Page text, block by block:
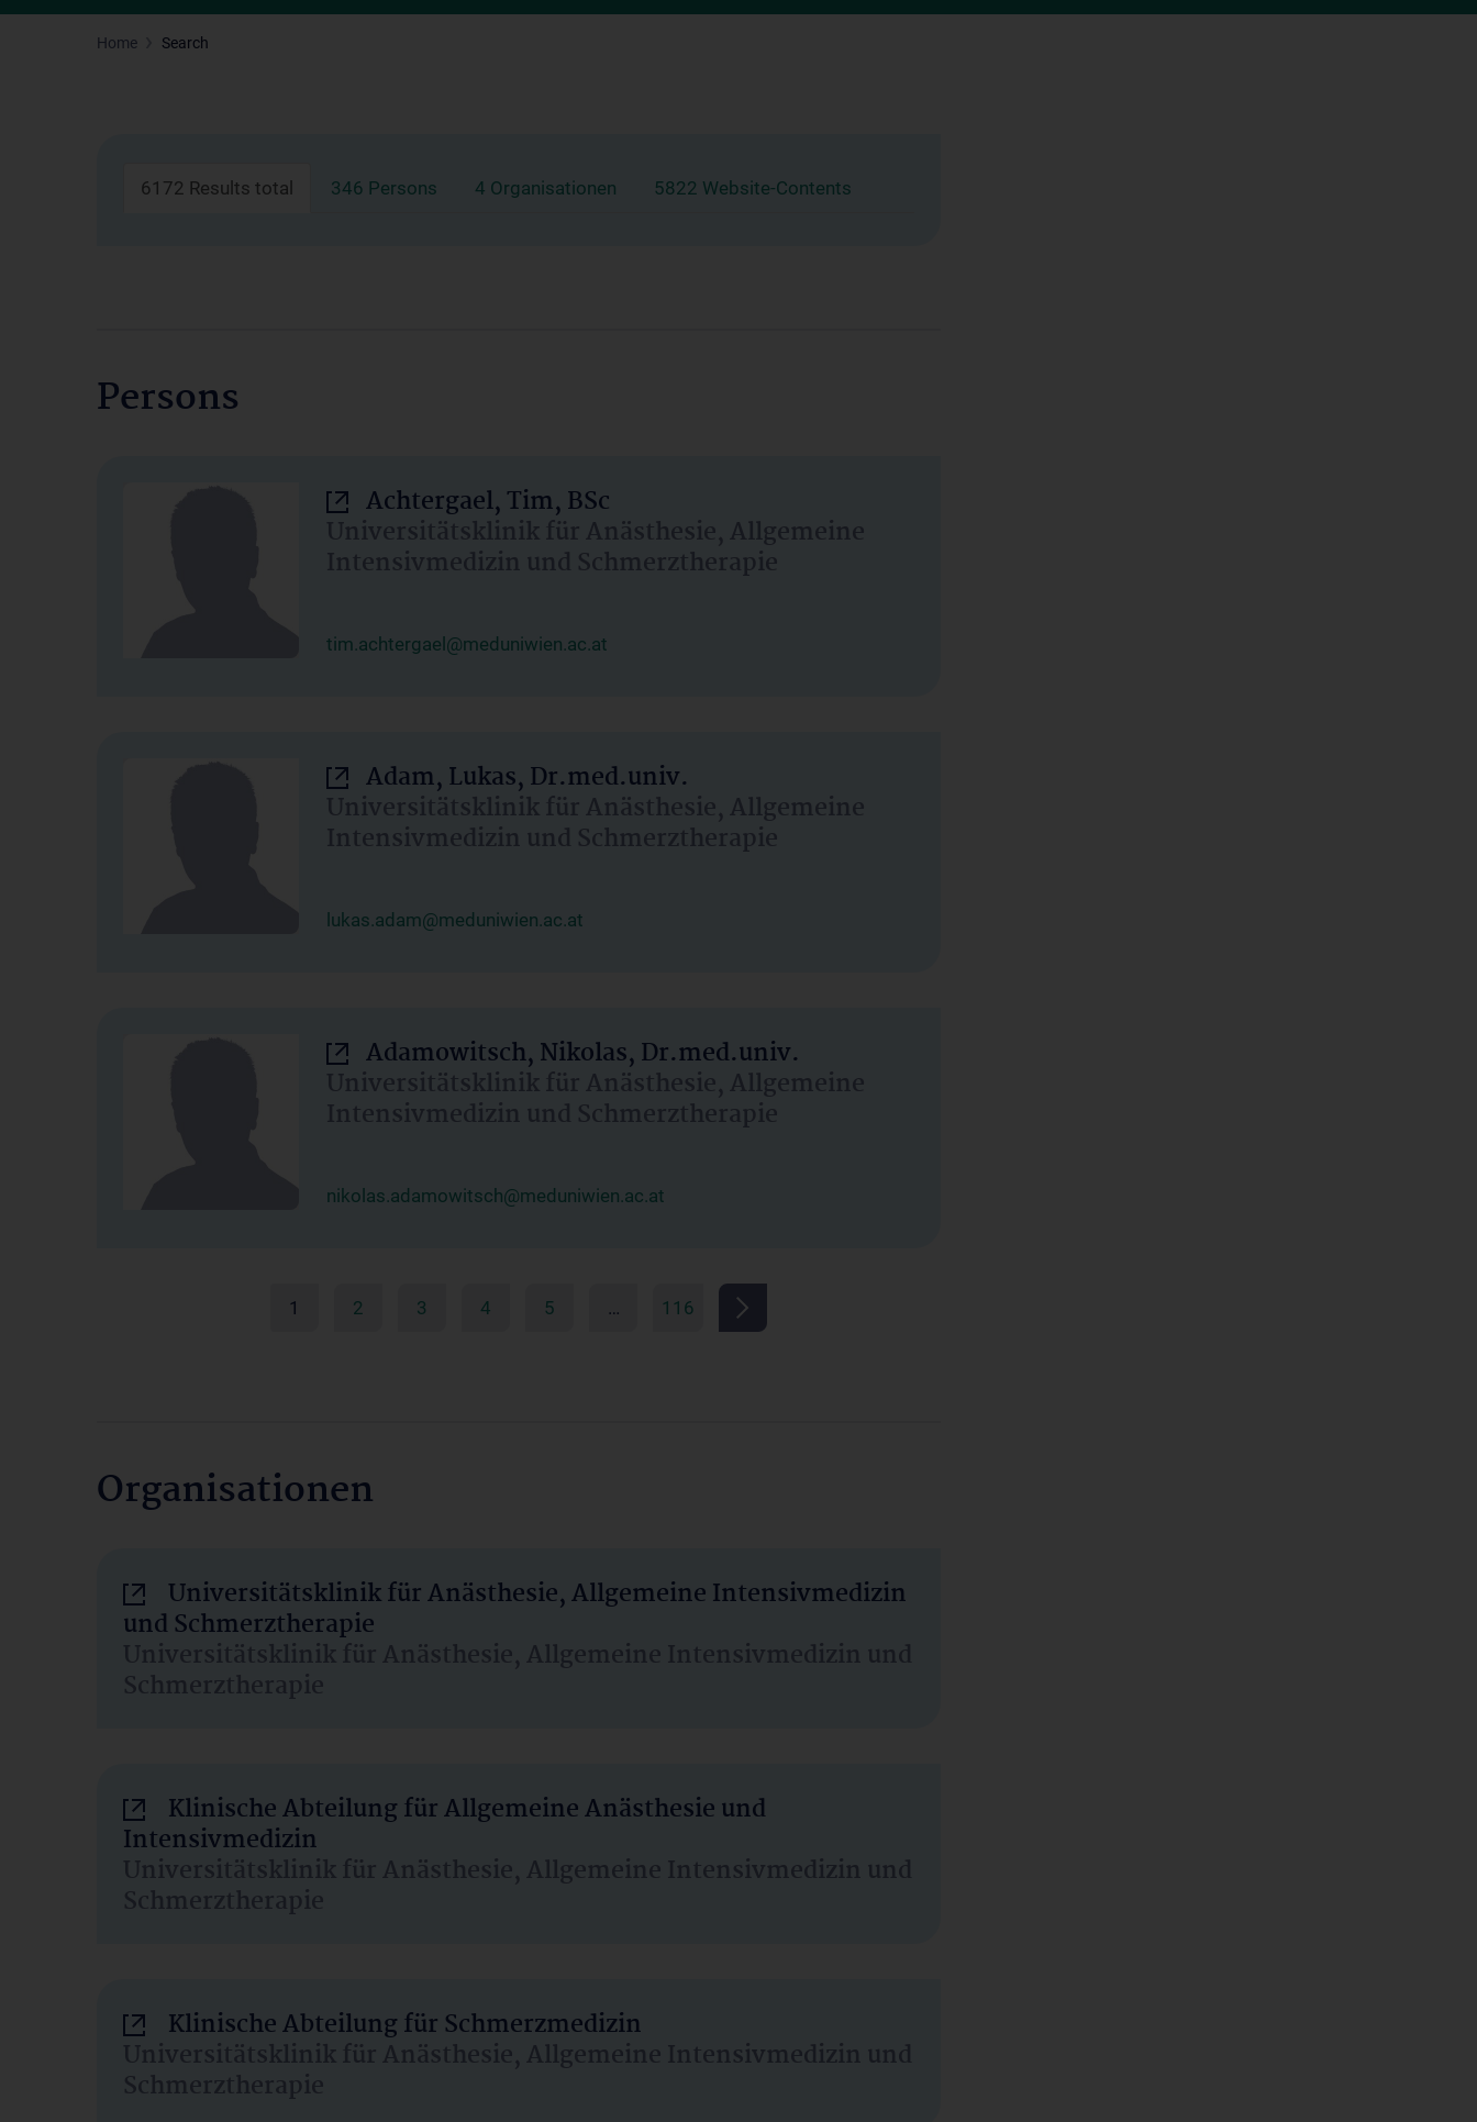
Home Search
6172 Results total 346 Persons 4 Organisationen 5822 Website-Contents
Persons
Achtergael, Tim, BSc
Universitätsklinik für Anästhesie, Allgemeine
Intensivmedizin und Schmerztherapie
tim.achtergael@meduniwien.ac.at
Adam, Lukas, Dr.med.univ.
Universitätsklinik für Anästhesie, Allgemeine
Intensivmedizin und Schmerztherapie
lukas.adam@meduniwien.ac.at
Adamowitsch, Nikolas, Dr.med.univ.
Universitätsklinik für Anästhesie, Allgemeine
Intensivmedizin und Schmerztherapie
nikolas.adamowitsch@meduniwien.ac.at
1 2 3 4 5 … 116
Organisationen
Universitätsklinik für Anästhesie, Allgemeine Intensivmedizin
und Schmerztherapie
Universitätsklinik für Anästhesie, Allgemeine Intensivmedizin und
Schmerztherapie
Klinische Abteilung für Allgemeine Anästhesie und
Intensivmedizin
Universitätsklinik für Anästhesie, Allgemeine Intensivmedizin und
Schmerztherapie
Klinische Abteilung für Schmerzmedizin
Universitätsklinik für Anästhesie, Allgemeine Intensivmedizin und
Schmerztherapie